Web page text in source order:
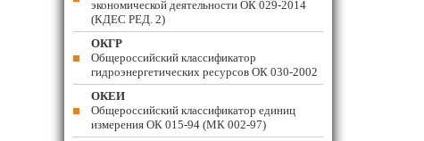
экономической деятельности ОК 029-2014
(КДЕС РЕД. 2)
ОКГР
Общероссийский классификатор
гидроэнергетических ресурсов ОК 030-2002
ОКЕИ
Общероссийский классификатор единиц
измерения ОК 015-94 (МК 002-97)